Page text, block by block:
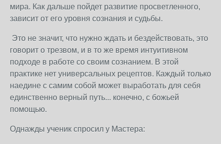
мира. Как дальше пойдет развитие просветленного,
зависит от его уровня сознания и судьбы.
Это не значит, что нужно ждать и бездействовать, это
говорит о трезвом, и в то же время интуитивном
подходе в работе со своим сознанием. В этой
практике нет универсальных рецептов. Каждый только
наедине с самим собой может выработать для себя
единственно верный путь... конечно, с божьей
помощью.
Однажды ученик спросил у Мастера: